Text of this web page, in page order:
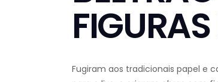
Fugiram aos tradicionais papel e